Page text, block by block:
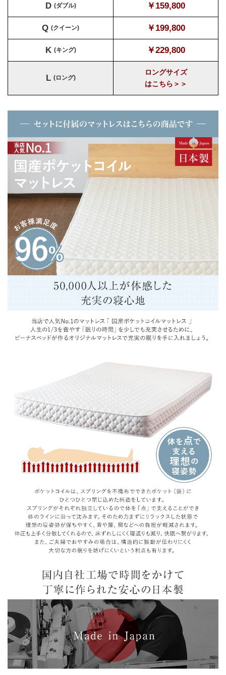
D (ダブル) ￥159,800
Q (クイーン) ￥199,800
K (キング) ￥229,800
L (ロング)
ロングサイズ
はこちら＞＞